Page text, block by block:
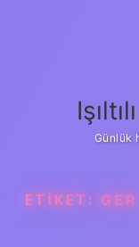
Günlük
ETIKET: GER